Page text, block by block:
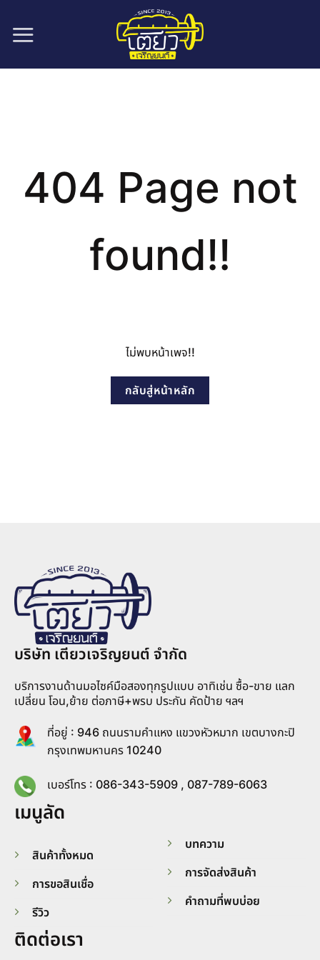
404 Page not
found!!
ไม่พบหน้าเพจ!!
กลับสู่หน้าหลัก
บริษัท เตียวเจริญยนต์ จำกัด
บริการงานด้านมอไซค์มือสองทุกรูปแบบ อาทิเช่น ซื้อ-ขาย แลก
เปลี่ยน โอน,ย้าย ต่อภาษี+พรบ ประกัน คัดป้าย ฯลฯ
ที่อยู่ : 946 ถนนรามคำแหง แขวงหัวหมาก เขตบางกะปิ
กรุงเทพมหานคร 10240
เบอร์โทร : 086-343-5909 , 087-789-6063
เมนูลัด
สินค้าทั้งหมด
การขอสินเชื่อ
รีวิว
บทความ
การจัดส่งสินค้า
คำถามที่พบบ่อย
ติดต่อเรา